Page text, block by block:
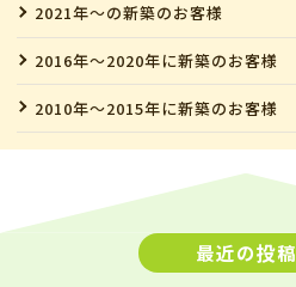
2021年～の新築のお客様
2016年～2020年に新築のお客様
2010年～2015年に新築のお客様
最近の投稿